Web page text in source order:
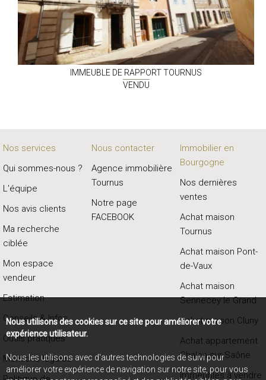
IMMEUBLE DE RAPPORTTOURNUS
VENDU
Nos services
Qui sommes-nous ?
L'équipe
Nos avis clients
Ma recherche
ciblée
Mon espace
vendeur
Estimation
Conseils & Infos
Outils pratiques
Mentions légales
Nous contacter
Agence immobilière
Tournus
Notre page
FACEBOOK
Immobilier en
Bourgogne
Nos dernières
ventes
Achat maison
Tournus
Achat maison Pont-
de-Vaux
Achat maison
Sennecey le Grand
Achat maison Cluny
Achat appartement
Chalon-sur-Saône
Immeubles à vendre
Nous utilisons des cookies sur ce site pour améliorer votre
expérience utilisateur.
Nous les utilisons avec d'autres technologies de suivi pour
améliorer votre expérience de navigation sur notre site, pour vous